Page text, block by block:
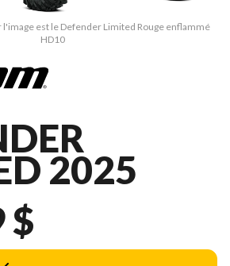
l'image est le Defender Limited Rouge enflammé
HD10
2025
$